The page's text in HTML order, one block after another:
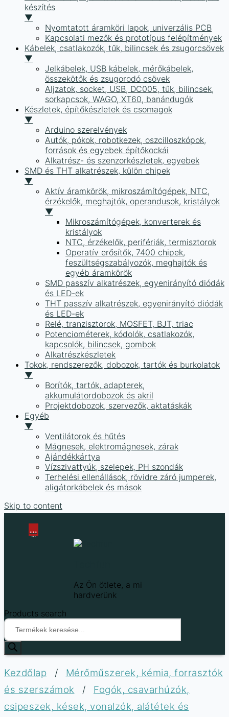
készítés
▼
Nyomtatott áramköri lapok, univerzális PCB
Kapcsolati mezők és prototípus felépítmények
Kábelek, csatlakozók, tűk, bilincsek és zsugorcsövek
▼
Jelkábelek, USB kábelek, mérőkábelek,
összekötők és zsugorodó csövek
Aljzatok, socket, USB, DC005, tűk, bilincsek,
sorkapcsok, WAGO, XT60, banándugók
Készletek, építőkészletek és csomagok
▼
Arduino szerelvények
Autók, pókok, robotkezek, oszcilloszkópok,
források és egyebek építőkockái
Alkatrész- és szenzorkészletek, egyebek
SMD és THT alkatrészek, külön chipek
▼
Aktív áramkörök, mikroszámítógépek, NTC,
érzékelők, meghajtók, operandusok, kristályok
▼
Mikroszámítógépek, konverterek és
kristályok
NTC, érzékelők, perifériák, termisztorok
Operatív erősítők, 7400 chipek,
feszültségszabályozók, meghajtók és
egyéb áramkörök
SMD passzív alkatrészek, egyenirányító diódák
és LED-ek
THT passzív alkatrészek, egyenirányító diódák
és LED-ek
Relé, tranzisztorok, MOSFET, BJT, triac
Potenciométerek, kódolók, csatlakozók,
kapcsolók, bilincsek, gombok
Alkatrészkészletek
Tokok, rendszerezők, dobozok, tartók és burkolatok
▼
Borítók, tartók, adapterek,
akkumulátordobozok és akril
Projektdobozok, szervezők, aktatáskák
Egyéb
▼
Ventilátorok és hűtés
Mágnesek, elektromágnesek, zárak
Ajándékkártya
Vízszivattyúk, szelepek, PH szondák
Terhelési ellenállások, rövidre záró jumperek,
aligátorkábelek és mások
Skip to content
Az Ön ötlete, a mi
hardverünk
Products search
...
...
Kezdőlap /
Mérőműszerek, kémia, forrasztók
és szerszámok
/
Fogók, csavarhúzók,
csipeszek, kések, vonalzók, alátétek és